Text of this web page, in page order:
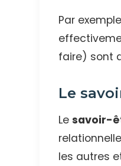
Par
faire) sont
Le
Lesavoir-
les autres